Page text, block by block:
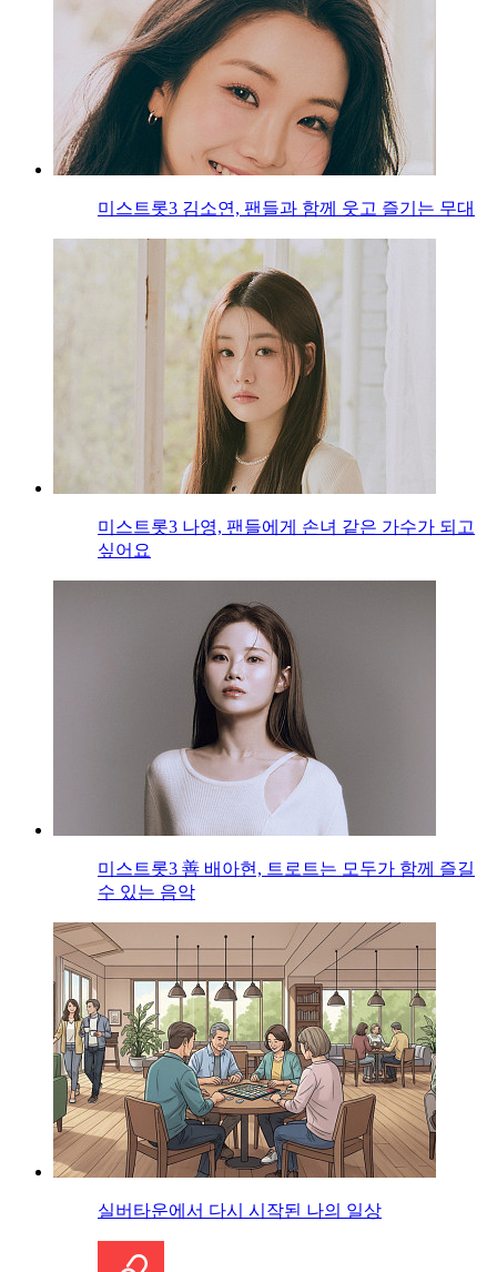
미스트롯3 김소연, 팬들과 함께 웃고 즐기는 무대
미스트롯3 나영, 팬들에게 손녀 같은 가수가 되고
싶어요
미스트롯3 善 배아현, 트로트는 모두가 함께 즐길
수 있는 음악
실버타운에서 다시 시작된 나의 일상